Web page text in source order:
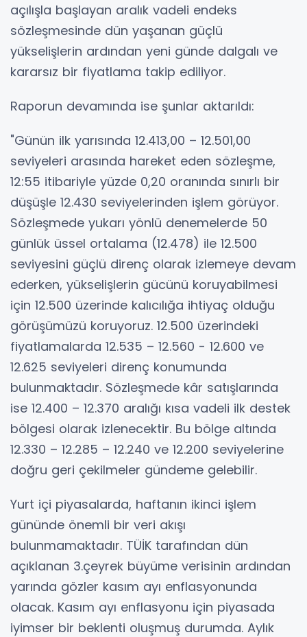
açılışla başlayan aralık vadeli endeks
sözleşmesinde dün yaşanan güçlü
yükselişlerin ardından yeni günde dalgalı ve
kararsız bir fiyatlama takip ediliyor.
Raporun devamında ise şunlar aktarıldı:
"Günün ilk yarısında 12.413,00 – 12.501,00
seviyeleri arasında hareket eden sözleşme,
12:55 itibariyle yüzde 0,20 oranında sınırlı bir
düşüşle 12.430 seviyelerinden işlem görüyor.
Sözleşmede yukarı yönlü denemelerde 50
günlük üssel ortalama (12.478) ile 12.500
seviyesini güçlü direnç olarak izlemeye devam
ederken, yükselişlerin gücünü koruyabilmesi
için 12.500 üzerinde kalıcılığa ihtiyaç olduğu
görüşümüzü koruyoruz. 12.500 üzerindeki
fiyatlamalarda 12.535 – 12.560 - 12.600 ve
12.625 seviyeleri direnç konumunda
bulunmaktadır. Sözleşmede kâr satışlarında
ise 12.400 – 12.370 aralığı kısa vadeli ilk destek
bölgesi olarak izlenecektir. Bu bölge altında
12.330 – 12.285 – 12.240 ve 12.200 seviyelerine
doğru geri çekilmeler gündeme gelebilir.
Yurt içi piyasalarda, haftanın ikinci işlem
gününde önemli bir veri akışı
bulunmamaktadır. TÜİK tarafından dün
açıklanan 3.çeyrek büyüme verisinin ardından
yarında gözler kasım ayı enflasyonunda
olacak. Kasım ayı enflasyonu için piyasada
iyimser bir beklenti oluşmuş durumda. Aylık